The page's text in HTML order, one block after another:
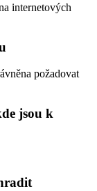
internetových
požadovat
jsou k